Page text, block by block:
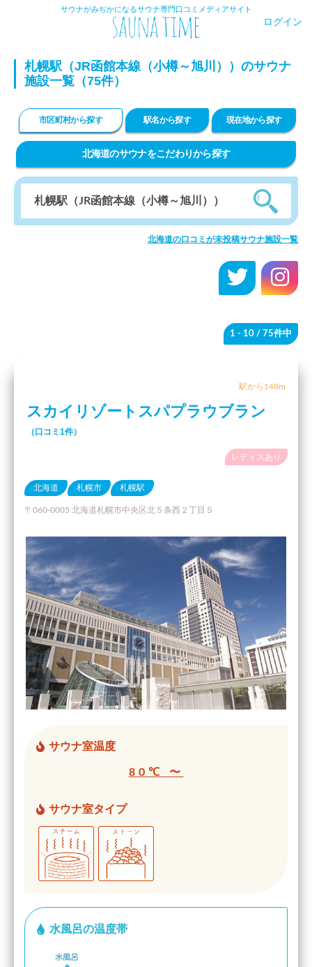
サウナがみぢかになるサウナ専門口コミメディアサイト
ログイン
札幌駅（JR函館本線（小樽～旭川））のサウナ
施設一覧（75件）
市区町村から探す 駅名から探す 現在地から探す
北海道のサウナをこだわりから探す
北海道の口コミが未投稿サウナ施設一覧
1 - 10 / 75件中
駅から148m
スカイリゾートスパプラウブラン
（口コミ1件）
レディスあり
北海道 札幌市 札幌駅
〒060-0005 北海道札幌市中央区北５条西２丁目５
サウナ室温度
80℃ 〜
サウナ室タイプ
水風呂の温度帯